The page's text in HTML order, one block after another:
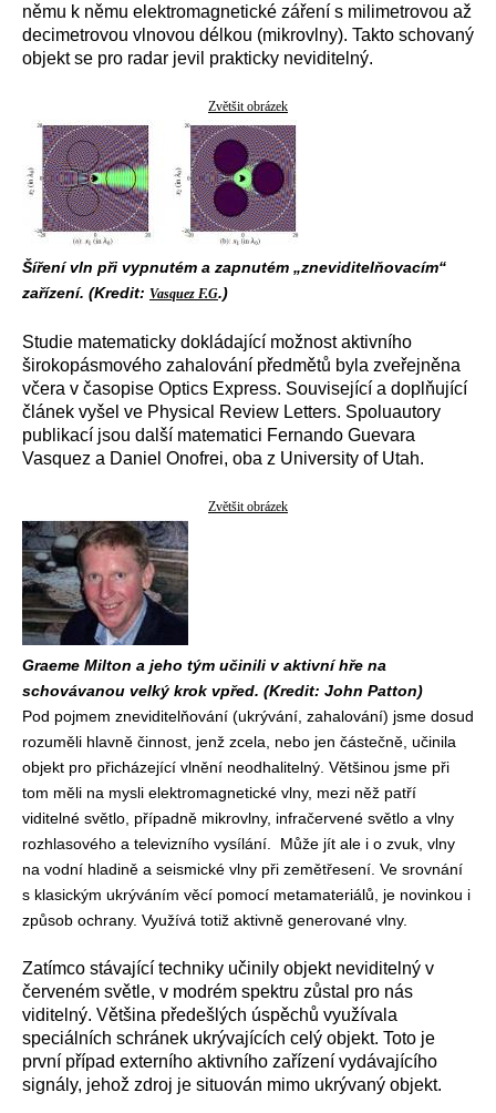
němu k němu elektromagnetické záření s milimetrovou až
decimetrovou vlnovou délkou (mikrovlny). Takto schovaný
objekt se pro radar jevil prakticky neviditelný.
Zvětšit obrázek
Šíření vln při vypnutém a zapnutém „zneviditelňovacím“
zařízení. (Kredit: Vasquez F.G.)
Studie matematicky dokládající možnost aktivního
širokopásmového zahalování předmětů byla zveřejněna
včera v časopise Optics Express. Související a doplňující
článek vyšel ve Physical Review Letters. Spoluautory
publikací jsou další matematici Fernando Guevara
Vasquez a Daniel Onofrei, oba z University of Utah.
Zvětšit obrázek
Graeme Milton a jeho tým učinili v aktivní hře na
schovávanou velký krok vpřed. (Kredit: John Patton)
Pod pojmem zneviditelňování (ukrývání, zahalování) jsme dosud
rozuměli hlavně činnost, jenž zcela, nebo jen částečně, učinila
objekt pro přicházející vlnění neodhalitelný. Většinou jsme při
tom měli na mysli elektromagnetické vlny, mezi něž patří
viditelné světlo, případně mikrovlny, infračervené světlo a vlny
rozhlasového a televizního vysílání. Může jít ale i o zvuk, vlny
na vodní hladině a seismické vlny při zemětřesení. Ve srovnání
s klasickým ukrýváním věcí pomocí metamateriálů, je novinkou i
způsob ochrany. Využívá totiž aktivně generované vlny.
Zatímco stávající techniky učinily objekt neviditelný v
červeném světle, v modrém spektru zůstal pro nás
viditelný. Většina předešlých úspěchů využívala
speciálních schránek ukrývajících celý objekt. Toto je
první případ externího aktivního zařízení vydávajícího
signály, jehož zdroj je situován mimo ukrývaný objekt.